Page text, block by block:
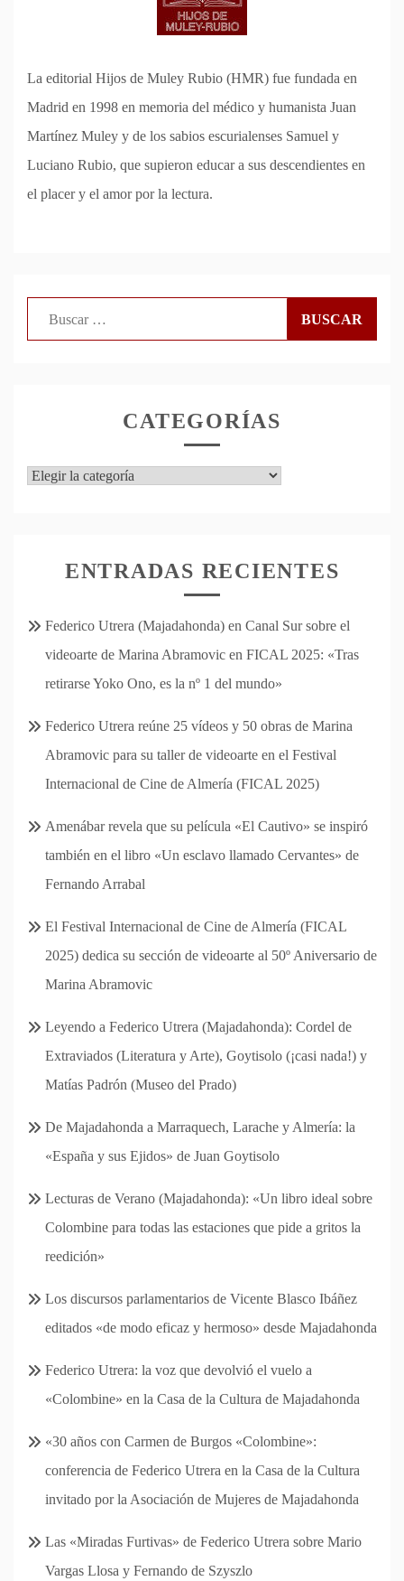
La editorial Hijos de Muley Rubio (HMR) fue fundada en
Madrid en 1998 en memoria del médico y humanista Juan
Martínez Muley y de los sabios escurialenses Samuel y
Luciano Rubio, que supieron educar a sus descendientes en
el placer y el amor por la lectura.
CATEGORÍAS
Categorías
ENTRADAS RECIENTES
Federico Utrera (Majadahonda) en Canal Sur sobre el
videoarte de Marina Abramovic en FICAL 2025: «Tras
retirarse Yoko Ono, es la nº 1 del mundo»
Federico Utrera reúne 25 vídeos y 50 obras de Marina
Abramovic para su taller de videoarte en el Festival
Internacional de Cine de Almería (FICAL 2025)
Amenábar revela que su película «El Cautivo» se inspiró
también en el libro «Un esclavo llamado Cervantes» de
Fernando Arrabal
El Festival Internacional de Cine de Almería (FICAL
2025) dedica su sección de videoarte al 50º Aniversario de
Marina Abramovic
Leyendo a Federico Utrera (Majadahonda): Cordel de
Extraviados (Literatura y Arte), Goytisolo (¡casi nada!) y
Matías Padrón (Museo del Prado)
De Majadahonda a Marraquech, Larache y Almería: la
«España y sus Ejidos» de Juan Goytisolo
Lecturas de Verano (Majadahonda): «Un libro ideal sobre
Colombine para todas las estaciones que pide a gritos la
reedición»
Los discursos parlamentarios de Vicente Blasco Ibáñez
editados «de modo eficaz y hermoso» desde Majadahonda
Federico Utrera: la voz que devolvió el vuelo a
«Colombine» en la Casa de la Cultura de Majadahonda
«30 años con Carmen de Burgos «Colombine»:
conferencia de Federico Utrera en la Casa de la Cultura
invitado por la Asociación de Mujeres de Majadahonda
Las «Miradas Furtivas» de Federico Utrera sobre Mario
Vargas Llosa y Fernando de Szyszlo